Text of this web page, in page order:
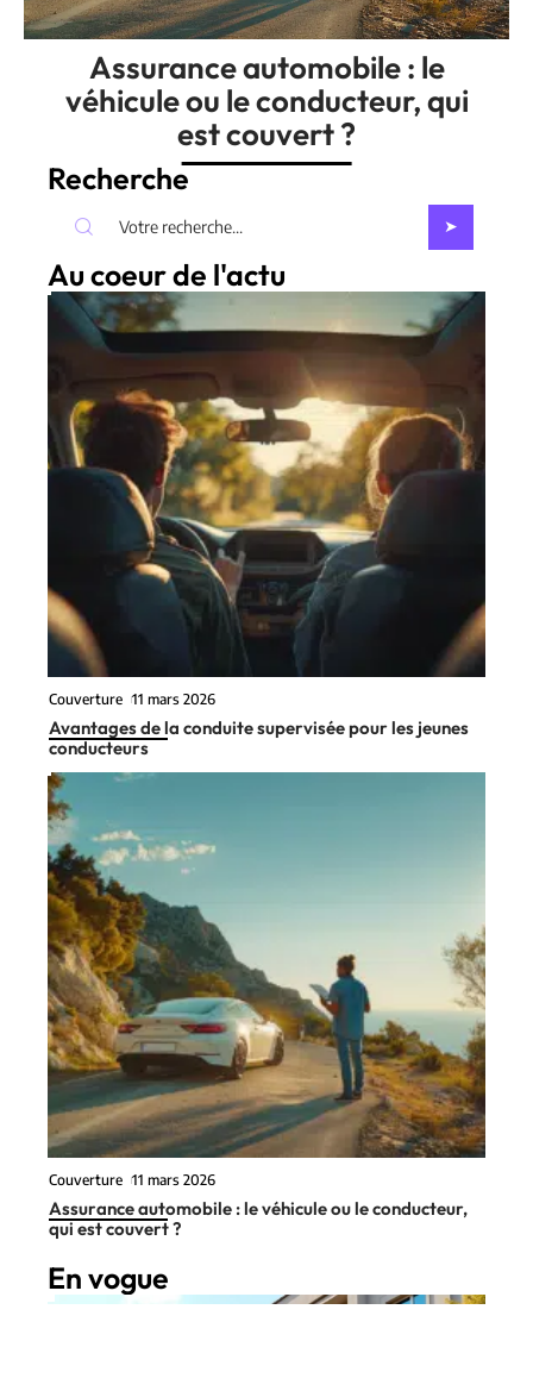
Assurance automobile : le
véhicule ou le conducteur, qui
est couvert ?
Recherche
Au coeur de l'actu
Couverture 11 mars 2026
Avantages de la conduite supervisée pour les jeunes
conducteurs
Couverture 11 mars 2026
Assurance automobile : le véhicule ou le conducteur,
qui est couvert ?
En vogue